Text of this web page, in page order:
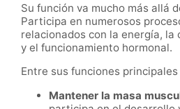
Su función va mucho más allá
Participa en numerosos
relacionados con la energía, la
y el funcionamiento hormonal.
Entre sus funciones
Mantener la masa